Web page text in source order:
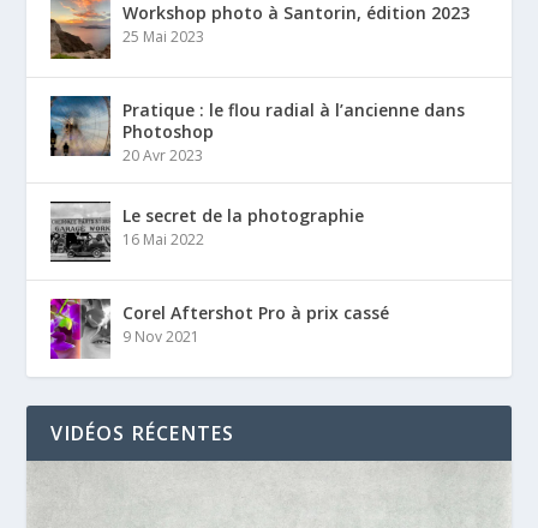
Workshop photo à Santorin, édition 2023
25 Mai 2023
Pratique : le flou radial à l’ancienne dans
Photoshop
20 Avr 2023
Le secret de la photographie
16 Mai 2022
Corel Aftershot Pro à prix cassé
9 Nov 2021
VIDÉOS RÉCENTES